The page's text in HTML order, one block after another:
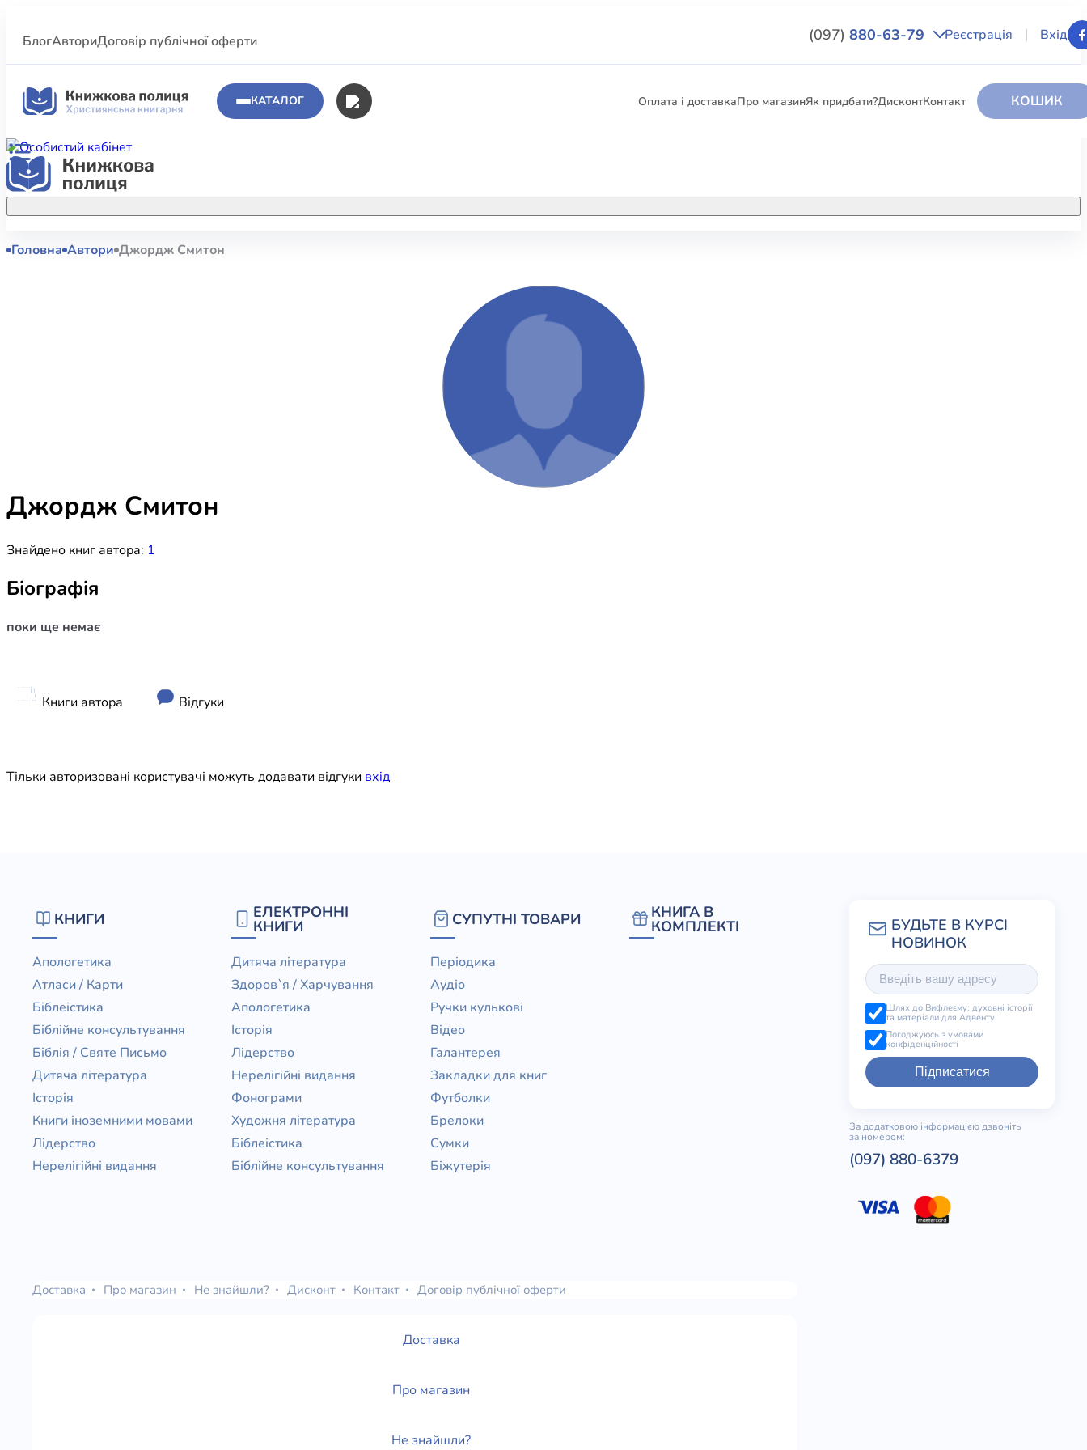
БлогАвториДоговір публічної оферти (097) 880-63-79 Реєстрація Вхід
КАТАЛОГ Оплата і доставкаПро магазинЯк придбати?ДисконтКонтакт КОШИК
Акційні пропозиції
КНИГИ
Біблійне консультування
Художня література
ЕЛЕКТРОННІ КНИГИ
КНИГА В КОМПЛЕКТІ
Головна Автори Джордж Смитон
Джордж Смитон
Знайдено книг автора: 1
Біографія
поки ще немає
Книги автора Відгуки
Тільки авторизовані користувачі можуть додавати відгуки вхiд
КНИГИ
Апологетика
Атласи / Карти
Біблеістика
Біблійне консультування
Біблія / Святе Письмо
Дитяча література
Історія
Книги іноземними мовами
Лідерство
Нерелігійні видання
ЕЛЕКТРОННІ
КНИГИ
Дитяча література
Здоров`я / Харчування
Апологетика
Історія
Лідерство
Нерелігійні видання
Фонограми
Художня література
Біблеістика
Біблійне консультування
СУПУТНІ ТОВАРИ
Періодика
Аудіо
Ручки кулькові
Відео
Галантерея
Закладки для книг
Футболки
Брелоки
Сумки
Біжутерія
КНИГА В
КОМПЛЕКТІ
Шлях до Вифлеєму: духовні історії
та матеріали для Адвенту
Погоджуюсь з умовами
конфіденційності
Підписатися
За додатковою інформацією дзвоніть
за номером:
(097) 880-6379
Доставка Про магазин Не знайшли? Дисконт Контакт Договір публічної оферти
Доставка
Про магазин
Не знайшли?